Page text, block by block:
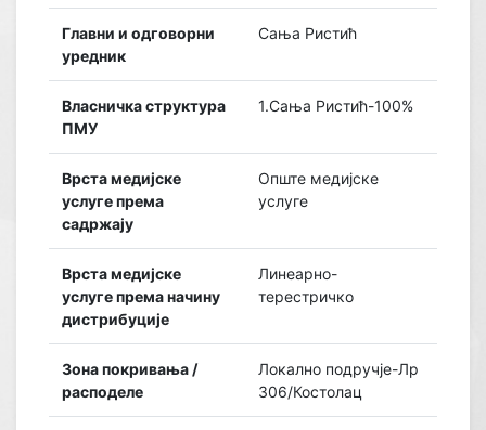
Главни и одговорни
уредник
Сања Ристић
Власничка структура
ПМУ
1.Сања Ристић-100%
Врста медијске
услуге према
садржају
Опште медијске
услуге
Врста медијске
услуге према начину
дистрибуције
Линеарно-
терестричко
Зона покривања /
расподеле
Локално подручје-Лр
306/Костолац